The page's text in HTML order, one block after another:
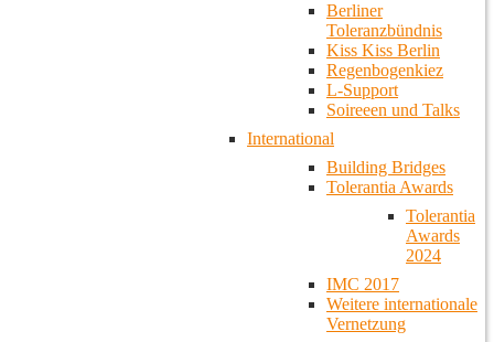
Berliner
Toleranzbündnis
Kiss Kiss Berlin
Regenbogenkiez
L-Support
Soireeen und Talks
International
Building Bridges
Tolerantia Awards
Tolerantia
Awards
2024
IMC 2017
Weitere internationale
Vernetzung